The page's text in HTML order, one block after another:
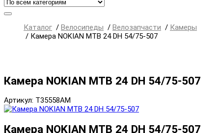
Каталог / Велосипеды / Велозапчасти / Камеры
/ Камера NOKIAN MTB 24 DH 54/75-507
Камера NOKIAN MTB 24 DH 54/75-507
Артикул: T35558AM
Камера NOKIAN MTB 24 DH 54/75-507